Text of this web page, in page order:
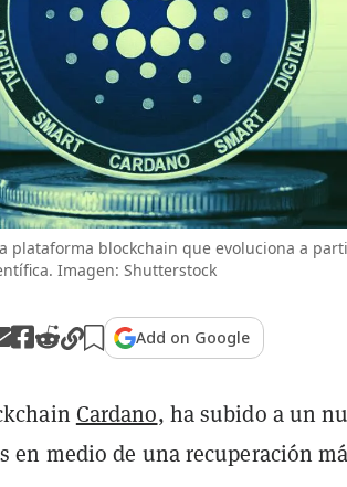
plataforma blockchain que evoluciona a
Imagen: Shutterstock
Add on Google
Cardano, ha subido a un
en medio de una recuperación